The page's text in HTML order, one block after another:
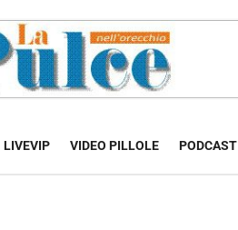
LIVEVIP VIDEO PILLOLE PODCAST